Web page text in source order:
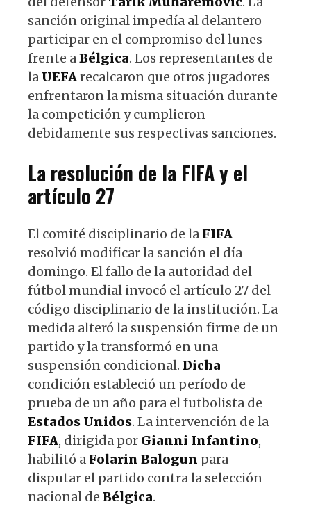
sanción original impedía al delantero
participar en el compromiso del lunes
frente aBélgica. Los representantes de
la UEFArecalcaron que otros jugadores
enfrentaron la misma situación durante
la competición y cumplieron
debidamente sus respectivas sanciones.
La resolución de la FIFAy el
artículo 27
El comité disciplinario de la FIFA
resolvió modificar la sanción el día
domingo. El fallo de la autoridad del
fútbol mundial invocó el artículo 27 del
código disciplinario de la institución. La
medida alteró la suspensión firme de un
partido y la transformó en una
suspensión condicional. Dicha
condición estableció un período de
prueba de un año para el futbolista de
Estados Unidos. La intervención de la
FIFA, dirigida por Gianni Infantino,
habilitó a Folarin Balogun para
disputar el partido contra la selección
nacional de Bélgica.